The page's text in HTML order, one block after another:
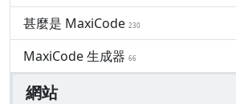
甚麼是 MaxiCode 230
MaxiCode 生成器 66
網站